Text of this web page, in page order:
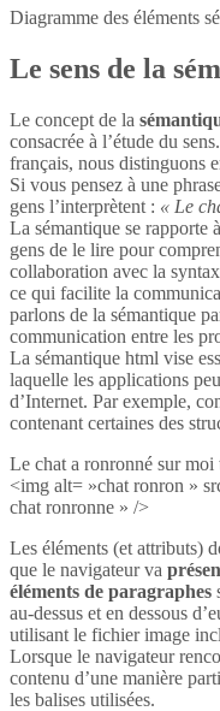
Diagramme des éléments
Le sens de la
Le concept de la
consacrée à l’étude du
français, nous distinguons
Si vous pensez à une
gens l’interprètent : « Le
La sémantique se rapporte
gens de le lire pour
collaboration avec la
ce qui facilite la
parlons de la sémantique
communication entre les
La sémantique html vise
laquelle les applications
d’Internet. Par exemple,
contenant certaines des
Le chat a ronronné sur moi
<img alt= »chat ronron »
chat ronronne » />
Les éléments (et attributs)
que le navigateur va
éléments de paragraphes
au-dessus et en dessous
utilisant le fichier image
Lorsque le navigateur
contenu d’une manière
les balises utilisées.